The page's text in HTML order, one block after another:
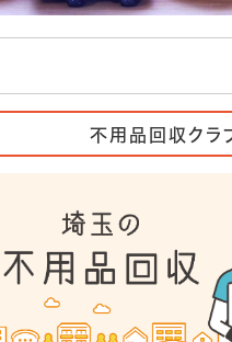
不用品回収クラ